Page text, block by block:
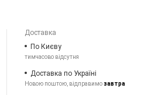
Доставка
По Києву
тимчасово відсутня
Доставка по Україні
Новою поштою, відправимозавтра